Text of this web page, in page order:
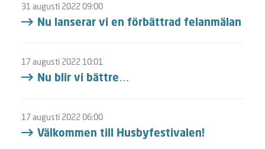
31 augusti 2022 09:00
Nu lanserar vi en förbättrad felanmälan
17 augusti 2022 10:01
Nu blir vi bättre…
17 augusti 2022 06:00
Välkommen till Husbyfestivalen!